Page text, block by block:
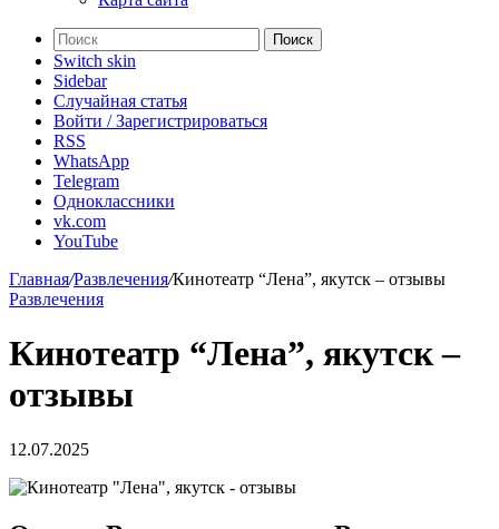
Поиск
Switch skin
Sidebar
Случайная статья
Войти / Зарегистрироваться
RSS
WhatsApp
Telegram
Одноклассники
vk.com
YouTube
Главная/Развлечения/Кинотеатр “Лена”, якутск – отзывы
Развлечения
Кинотеатр “Лена”, якутск –
отзывы
12.07.2025